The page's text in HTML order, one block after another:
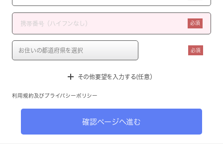
必須
必須
その他要望を入力する(任意）
利用規約 及び プライバシーポリシー
確認ページへ進む